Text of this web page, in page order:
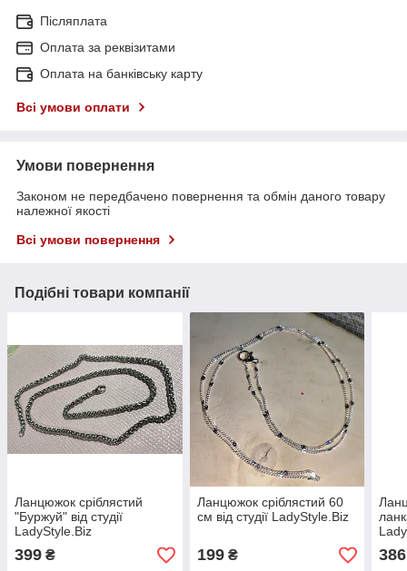
Післяплата
Оплата за реквізитами
Оплата на банківську карту
Всі умови оплати
Умови повернення
Законом не передбачено повернення та обмін даного товару
належної якості
Всі умови повернення
Подібні товари компанії
Ланцюжок сріблястий
"Буржуй" від студії
LadyStyle.Biz
399 ₴
Ланцюжок сріблястий 60
см від студії LadyStyle.Biz
199₴ 386